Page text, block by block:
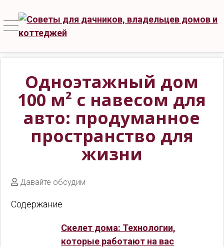
Одноэтажный дом
100 м² с навесом для
авто: продуманное
пространство для
жизни
Давайте обсудим
Содержание
Скелет дома: Технологии,
которые работают на вас